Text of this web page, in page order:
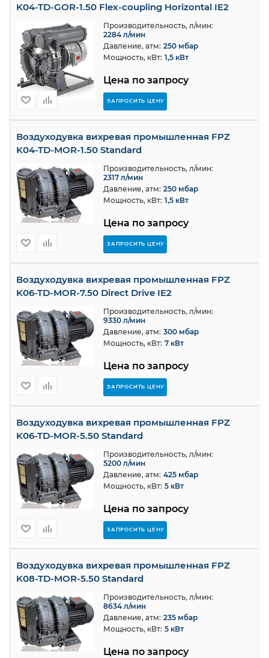
K04-TD-GOR-1.50 Flex-coupling Horizontal IE2
Цена по запросу
ЗАПРОСИТЬ ЦЕНУ
Производительность, л/мин:
2284 л/мин
Давление, атм: 250 мбар
Мощность, кВт: 1,5 кВт
Воздуходувка вихревая промышленная FPZ
K04-TD-MOR-1.50 Standard
Цена по запросу
ЗАПРОСИТЬ ЦЕНУ
Производительность, л/мин:
2317 л/мин
Давление, атм: 250 мбар
Мощность, кВт: 1,5 кВт
Воздуходувка вихревая промышленная FPZ
K06-TD-MOR-7.50 Direct Drive IE2
Цена по запросу
ЗАПРОСИТЬ ЦЕНУ
Производительность, л/мин:
9330 л/мин
Давление, атм: 300 мбар
Мощность, кВт: 7 кВт
Воздуходувка вихревая промышленная FPZ
K06-TD-MOR-5.50 Standard
Цена по запросу
ЗАПРОСИТЬ ЦЕНУ
Производительность, л/мин:
5200 л/мин
Давление, атм: 425 мбар
Мощность, кВт: 5 кВт
Воздуходувка вихревая промышленная FPZ
K08-TD-MOR-5.50 Standard
Цена по запросу
Производительность, л/мин:
8634 л/мин
Давление, атм: 235 мбар
Мощность, кВт: 5 кВт